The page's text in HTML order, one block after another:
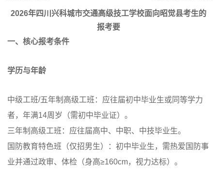
2026年四川兴科城市交通高级技工学校面向昭觉县考生的
报考要
一、核心报考条件
学历与年龄
中级工班/五年制高级工班：应往届初中毕业生或同等学力
者，年满14周岁（需初中毕业证）。
三年制高级工班：应往届高中、中职、中技毕业生。
国防教育特色班（仅招男生）：初中毕业生，需热爱国防事
业并通过政审、体检（身高≥160cm，视力达标）。